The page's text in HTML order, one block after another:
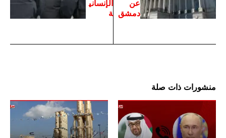
عن
دمشق
الإنساني
ة
منشورات ذات صلة